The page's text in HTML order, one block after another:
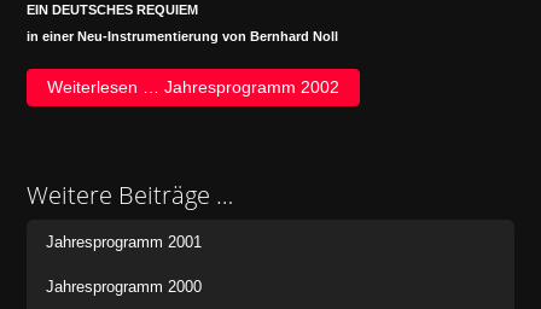
EIN DEUTSCHES REQUIEM
in einer Neu-Instrumentierung von Bernhard Noll
Weiterlesen … Jahresprogramm 2002
Weitere Beiträge …
Jahresprogramm 2001
Jahresprogramm 2000